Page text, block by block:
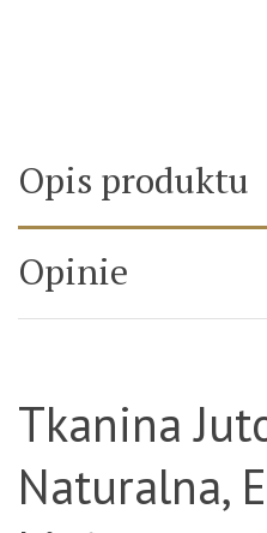
Opis produktu
Opinie
Tkanina
Naturalna,